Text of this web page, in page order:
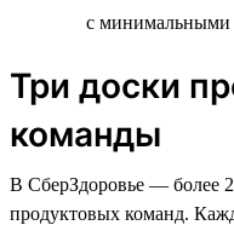
с минимальными
Три доски
команды
В СберЗдоровье — более
продуктовых команд.